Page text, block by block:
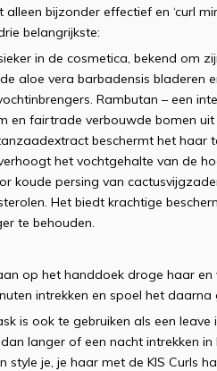
bijzonder effectief en ‘curl
belangrijkste:
in de cosmetica, bekend om
aloe vera barbadensis bladeren
Rambutan – een
en fairtrade verbouwde bomen uit
beschermt het haar
het vochtgehalte van de
koude persing van
Het biedt krachtige
te behouden.
op het handdoek droge haar en
intrekken en spoel het daarna
is ook te gebruiken als een leave
langer of een nacht intrekken
style je, je haar met de KIS Curls